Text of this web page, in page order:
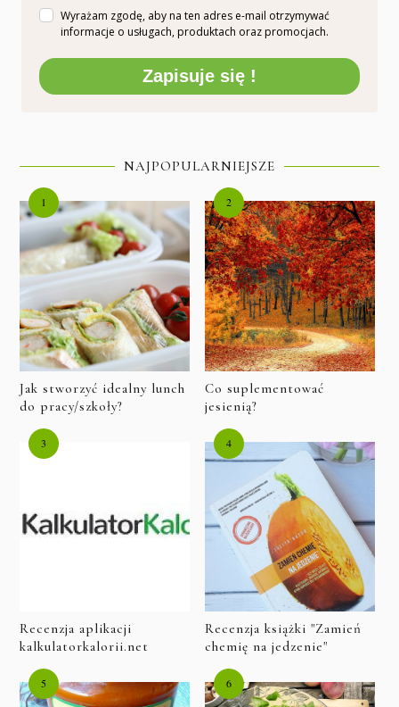
Wyrażam zgodę, aby na ten adres e-mail otrzymywać
informacje o usługach, produktach oraz promocjach.
Zapisuje się !
NAJPOPULARNIEJSZE
Jak stworzyć idealny lunch
do pracy/szkoły?
Co suplementować
jesienią?
Recenzja aplikacji
kalkulatorkalorii.net
Recenzja książki "Zamień
chemię na jedzenie"